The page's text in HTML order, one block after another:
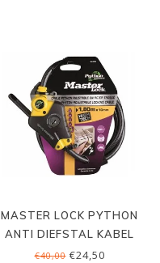
MASTER LOCK PYTHON
ANTI DIEFSTAL KABEL
MET SLOT, 1.8 MTR
€40,00€24,50